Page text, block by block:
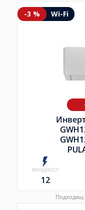
-3 % Wi-Fi
МОЩНОСТ
12
Подходящ